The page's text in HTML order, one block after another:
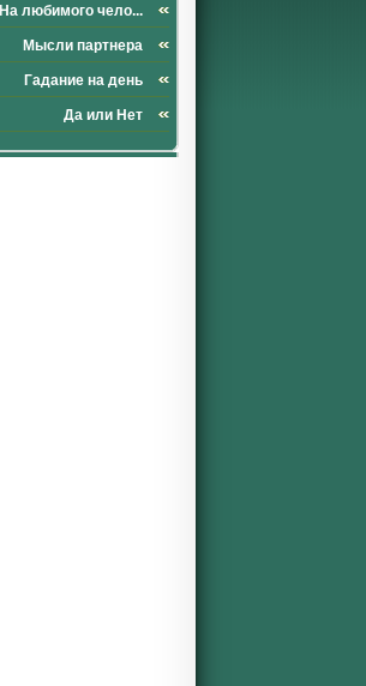
На любимого чело...
Мысли партнера
Гадание на день
Да или Нет